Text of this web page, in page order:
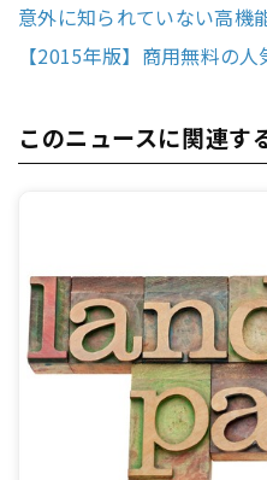
意外に知られていない高機
【2015年版】商用無料の
このニュースに関連す